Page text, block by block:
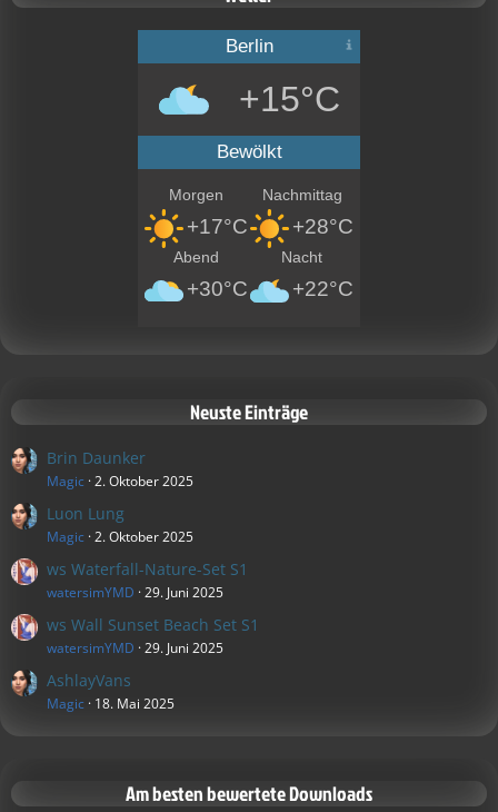
Berlin
+15°C
Bewölkt
Morgen
+17°C
Nachmittag
+28°C
Abend
+30°C
Nacht
+22°C
Neuste Einträge
Brin Daunker
Magic 2. Oktober 2025
Luon Lung
Magic 2. Oktober 2025
ws Waterfall-Nature-Set S1
watersimYMD 29. Juni 2025
ws Wall Sunset Beach Set S1
watersimYMD 29. Juni 2025
AshlayVans
Magic 18. Mai 2025
Am besten bewertete Downloads